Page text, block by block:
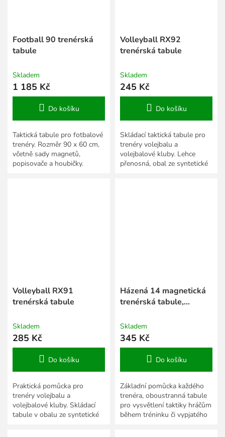
Football 90 trenérská
tabule
Skladem
1 185 Kč
Do košíku
Taktická tabule pro fotbalové
trenéry. Rozměr 90 x 60 cm,
včetně sady magnetů,
popisovače a houbičky.
Volleyball RX92
trenérská tabule
Skladem
245 Kč
Do košíku
Skládací taktická tabule pro
trenéry volejbalu a
volejbalové kluby. Lehce
přenosná, obal ze syntetické
Volleyball RX91
trenérská tabule
Skladem
285 Kč
Do košíku
Praktická pomůcka pro
trenéry volejbalu a
volejbalové kluby. Skládací
tabule v obalu ze syntetické
Házená 14 magnetická
trenérská tabule,
Skladem
345 Kč
Do košíku
Základní pomůcka každého
trenéra, oboustranná tabule
pro vysvětlení taktiky hráčům
během tréninku či vypjatého